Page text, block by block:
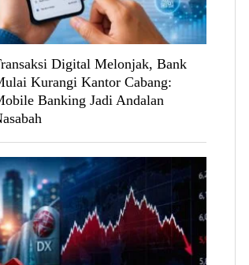
Digital Melonjak, Bank
Kurangi Kantor Cabang:
Banking Jadi Andalan